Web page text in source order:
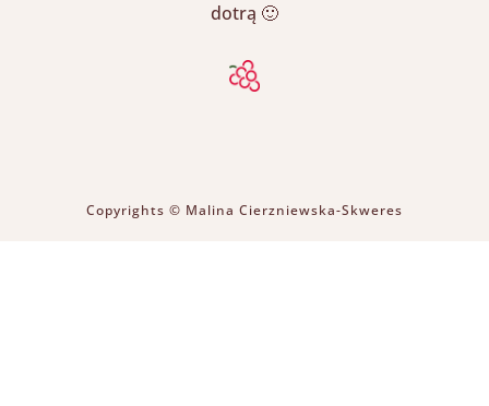
dotrą 🙂
Copyrights © Malina Cierzniewska-Skweres